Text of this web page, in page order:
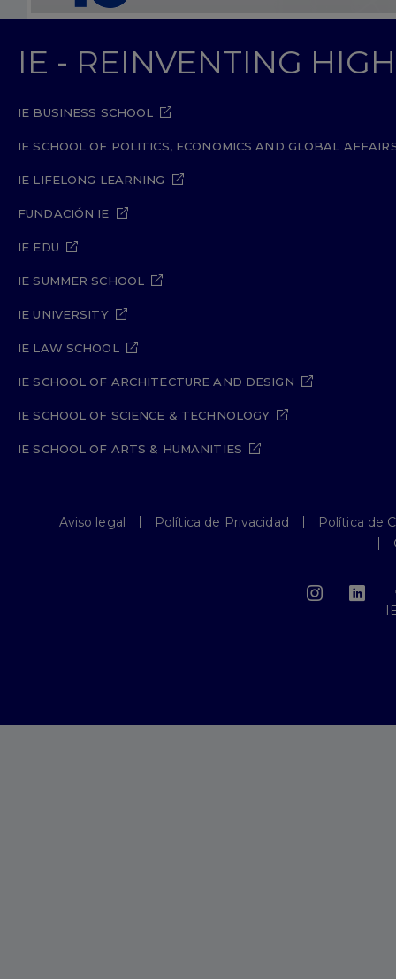
IE - REINVENTING
IE BUSINESS SCHOOL
IE SCHOOL OF POLITICS, ECONOMICS AND GLOBAL
IE LIFELONG LEARNING
FUNDACIÓN IE
IE EDU
IE SUMMER SCHOOL
IE UNIVERSITY
IE LAW SCHOOL
IE SCHOOL OF ARCHITECTURE AND DESIGN
IE SCHOOL OF SCIENCE & TECHNOLOGY
IE SCHOOL OF ARTS & HUMANITIES
Aviso legal Política de Privacidad
Política de